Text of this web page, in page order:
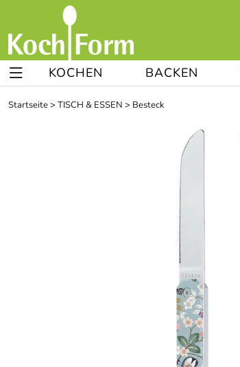
KOCHEN BACKEN
Startseite> TISCH & ESSEN > Besteck